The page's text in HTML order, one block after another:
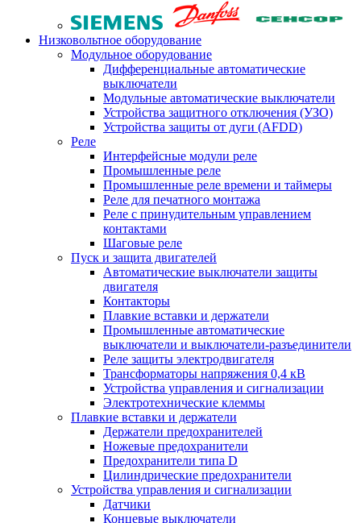
Низковольтное оборудование
Модульное оборудование
Дифференциальные автоматические
выключатели
Модульные автоматические выключатели
Устройства защитного отключения (УЗО)
Устройства защиты от дуги (AFDD)
Реле
Интерфейсные модули реле
Промышленные реле
Промышленные реле времени и таймеры
Реле для печатного монтажа
Реле с принудительным управлением
контактами
Шаговые реле
Пуск и защита двигателей
Автоматические выключатели защиты
двигателя
Контакторы
Плавкие вставки и держатели
Промышленные автоматические
выключатели и выключатели-разъединители
Реле защиты электродвигателя
Трансформаторы напряжения 0,4 кВ
Устройства управления и сигнализации
Электротехнические клеммы
Плавкие вставки и держатели
Держатели предохранителей
Ножевые предохранители
Предохранители типа D
Цилиндрические предохранители
Устройства управления и сигнализации
Датчики
Концевые выключатели